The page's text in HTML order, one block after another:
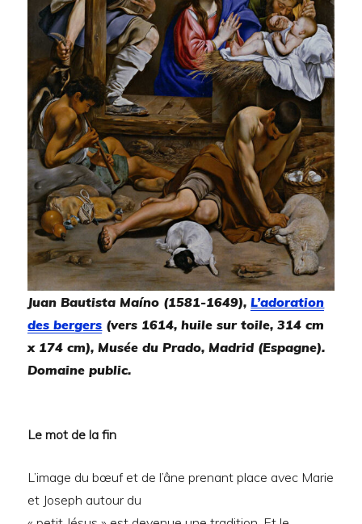
Juan Bautista Maíno (1581-1649),L’adoration
des bergers (vers 1614, huile sur toile, 314 cm
x 174 cm), Musée du Prado, Madrid (Espagne).
Domaine public.
Le mot de la fin
L’image du bœuf et de l’âne prenant place avec Marie
et Joseph autour du